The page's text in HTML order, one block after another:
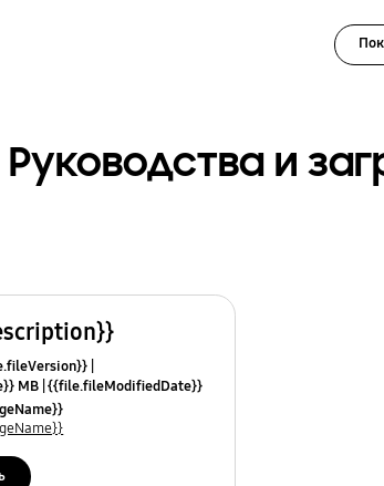
Руководства и
MB {{file.fileModifiedDate}}